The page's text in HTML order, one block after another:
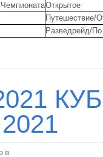
Открытое
Путешествие/
Разведрейд/
в